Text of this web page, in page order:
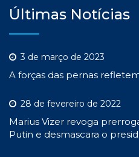
Últimas Notícias
3 de março de 2023
A forças das pernas
28 de fevereiro de 2022
Marius Vizer revoga
Putin e desmascara o